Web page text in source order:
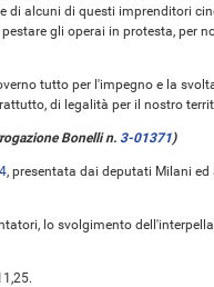
di alcuni di questi imprenditori
gli operai in protesta, per
tutto per l'impegno e la
di legalità per il nostro
Bonelli n. 3-01371)
, presentata dai deputati Milani
lo svolgimento